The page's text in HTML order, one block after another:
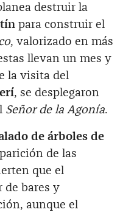
destruir la
para construir el
, valorizado en más
llevan un mes y
la visita del
, se desplegaron
Señor de la Agonía.
de árboles de
de las
que el
de bares y
aunque el